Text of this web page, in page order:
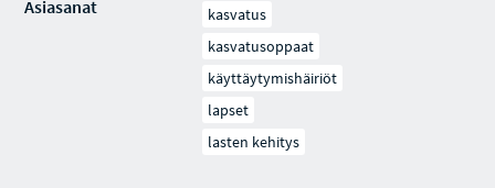
Asiasanat
kasvatus
kasvatusoppaat
käyttäytymishäiriöt
lapset
lasten kehitys